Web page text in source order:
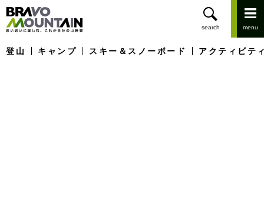
登山 キャンプ スキー＆スノーボード アクティビテ